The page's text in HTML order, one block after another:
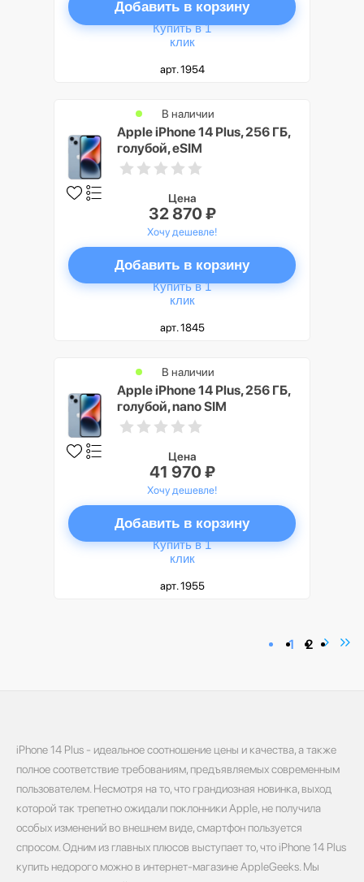
Добавить в корзину
Купить в 1
клик
арт. 1954
Apple iPhone 14 Plus, 256 ГБ,
голубой, eSIM
В наличии
Цена
32 870 ₽
Хочу дешевле!
Добавить в корзину
Купить в 1
клик
арт. 1845
Apple iPhone 14 Plus, 256 ГБ,
голубой, nano SIM
В наличии
Цена
41 970 ₽
Хочу дешевле!
Добавить в корзину
Купить в 1
клик
арт. 1955
1 2
iPhone 14 Plus - идеальное соотношение цены и качества, а также
полное соответствие требованиям, предъявляемых современным
пользователем. Несмотря на то, что грандиозная новинка, выход
которой так трепетно ожидали поклонники Apple, не получила
особых изменений во внешнем виде, смартфон пользуется
спросом. Одним из главных плюсов выступает то, что iPhone 14 Plus
купить недорого можно в интернет-магазине AppleGeeks. Мы